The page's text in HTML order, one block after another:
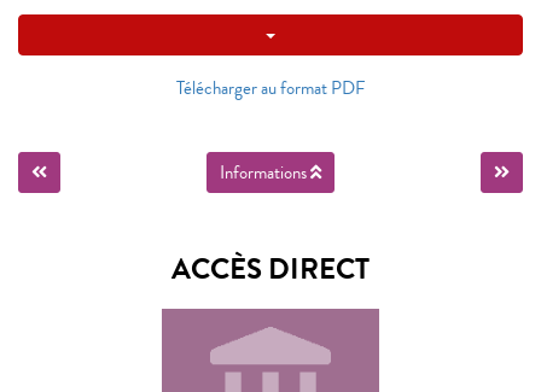
Télécharger au format PDF
Informations
ACCÈS DIRECT